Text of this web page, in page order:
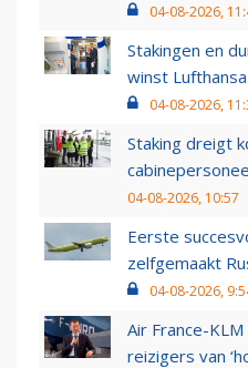
04-08-2026,
Stakingen en
winst
04-08-2026,
Staking dreigt
04-08-2026, 10:57
Eerste
zelfgemaakt
04-08-2026,
Air France-
reizigers van